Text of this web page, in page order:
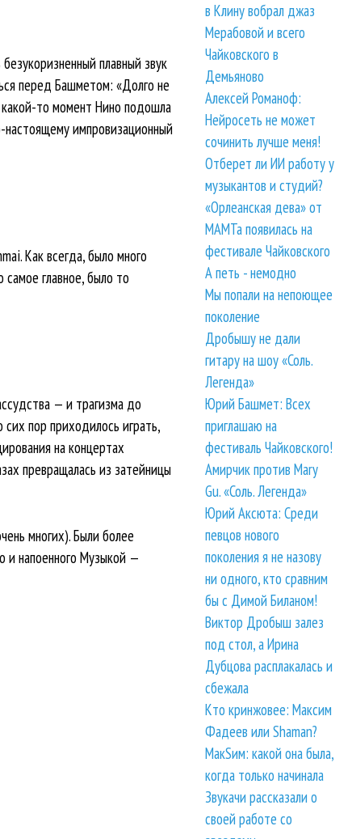
плавный звук
перед Башметом: «Долго не
то момент Нино подошла
импровизационный
Как всегда, было много
главное, было то
— и трагизма до
пор приходилось играть,
на концертах
превращалась из затейницы
многих). Были более
и напоенного Музыкой —
в Клину вобрал джаз
Мерабовой и всего
Чайковского в
Демьяново
Алексей Романоф:
Нейросеть не может
сочинить лучше меня!
Отберет ли ИИ работу у
музыкантов и студий?
«Орлеанская дева» от
МАМТа появилась на
фестивале Чайковского
А петь - немодно
Мы попали на непоющее
поколение
Дробышу не дали
гитару на шоу «Соль.
Легенда»
Юрий Башмет: Всех
приглашаю на
фестиваль Чайковского!
Амирчик против Mary
Gu. «Соль. Легенда»
Юрий Аксюта: Среди
певцов нового
поколения я не назову
ни одного, кто сравним
бы с Димой Биланом!
Виктор Дробыш залез
под стол, а Ирина
Дубцова расплакалась и
сбежала
Кто кринжовее: Максим
Фадеев или Shaman?
МакSим: какой она была,
когда только начинала
Звукачи рассказали о
своей работе со